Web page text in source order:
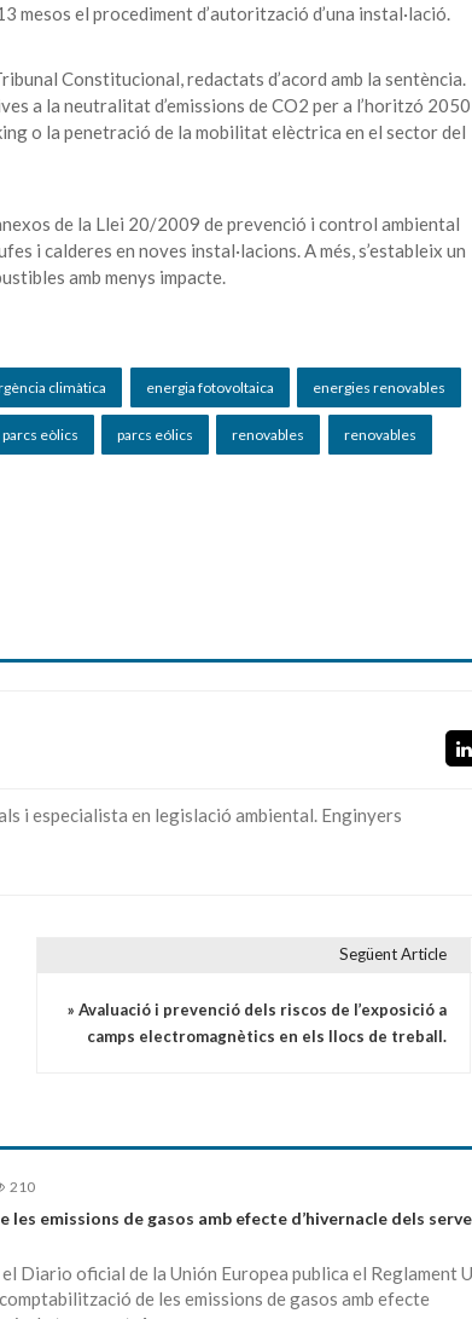
el procediment d’autorització d’una instal·lació.
Constitucional, redactats d’acord amb la sentència.
a la neutralitat d’emissions de CO2 per a l’horitzó
o la penetració de la mobilitat elèctrica en el sector del
de la Llei 20/2009 de prevenció i control ambiental
i calderes en noves instal·lacions. A més, s’estableix un
amb menys impacte.
climàtica energia fotovoltaica energies renovables
parcs eòlics parcs eólics renovables renovables
i especialista en legislació ambiental. Enginyers
Següent Article
» Avaluació i prevenció dels riscos de l’exposició a
camps electromagnètics en els llocs de treball.
210
les emissions de gasos amb efecte d’hivernacle dels
Diario oficial de la Unión Europea publica el Reglament
de les emissions de gasos amb efecte